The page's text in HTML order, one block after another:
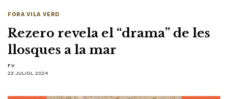
FORA VILA VERD
Rezero revela el “drama” de les
llosques a la mar
F.V.
23 JULIOL 2024